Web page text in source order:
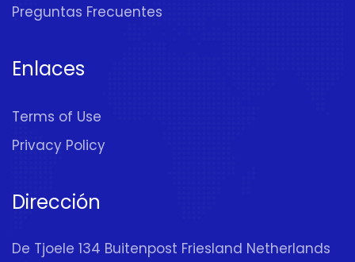
Preguntas Frecuentes
Enlaces
Terms of Use
Privacy Policy
Dirección
De Tjoele 134 Buitenpost Friesland Netherlands